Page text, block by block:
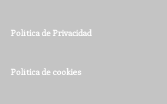
Política de Privacidad
Política de cookies